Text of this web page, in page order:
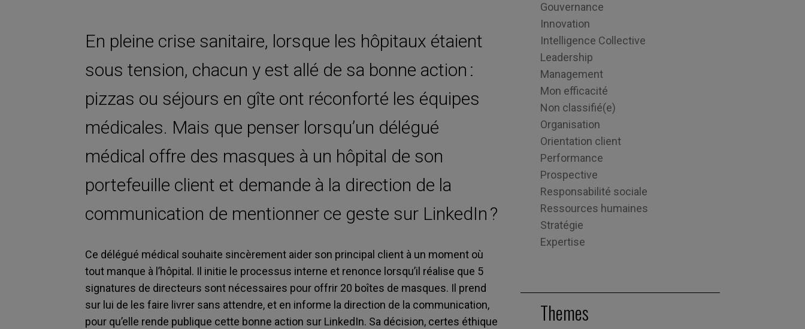
En pleine crise sanitaire, lorsque les hôpitaux étaient
sous tension, chacun y est allé de sa bonne action :
pizzas ou séjours en gîte ont réconforté les équipes
médicales. Mais que penser lorsqu’un délégué
médical offre des masques à un hôpital de son
portefeuille client et demande à la direction de la
communication de mentionner ce geste sur LinkedIn ?
Ce délégué médical souhaite sincèrement aider son principal client à un moment où
tout manque à l’hôpital. Il initie le processus interne et renonce lorsqu’il réalise que 5
signatures de directeurs sont nécessaires pour offrir 20 boîtes de masques. Il prend
sur lui de les faire livrer sans attendre, et en informe la direction de la communication,
pour qu’elle rende publique cette bonne action sur LinkedIn. Sa décision, certes éthique
Gouvernance
Innovation
Intelligence Collective
Leadership
Management
Mon efficacité
Non classifié(e)
Organisation
Orientation client
Performance
Prospective
Responsabilité sociale
Ressources humaines
Stratégie
Expertise
Themes